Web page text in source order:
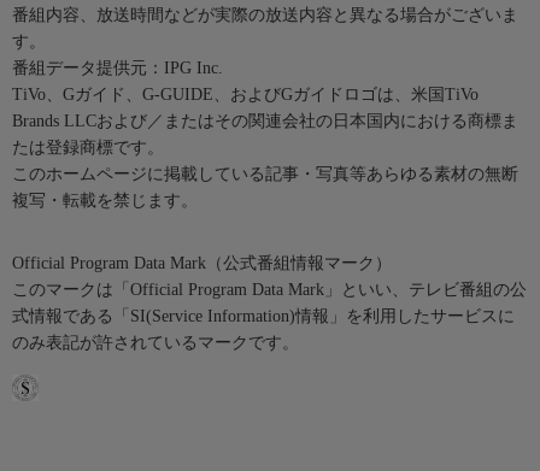
番組内容、放送時間などが実際の放送内容と異なる場合がございま
す。
番組データ提供元：IPG Inc.
TiVo、Gガイド、G-GUIDE、およびGガイドロゴは、米国TiVo
Brands LLCおよび／またはその関連会社の日本国内における商標ま
たは登録商標です。
このホームページに掲載している記事・写真等あらゆる素材の無断
複写・転載を禁じます。
Official Program Data Mark（公式番組情報マーク）
このマークは「Official Program Data Mark」といい、テレビ番組の公
式情報である「SI(Service Information)情報」を利用したサービスに
のみ表記が許されているマークです。